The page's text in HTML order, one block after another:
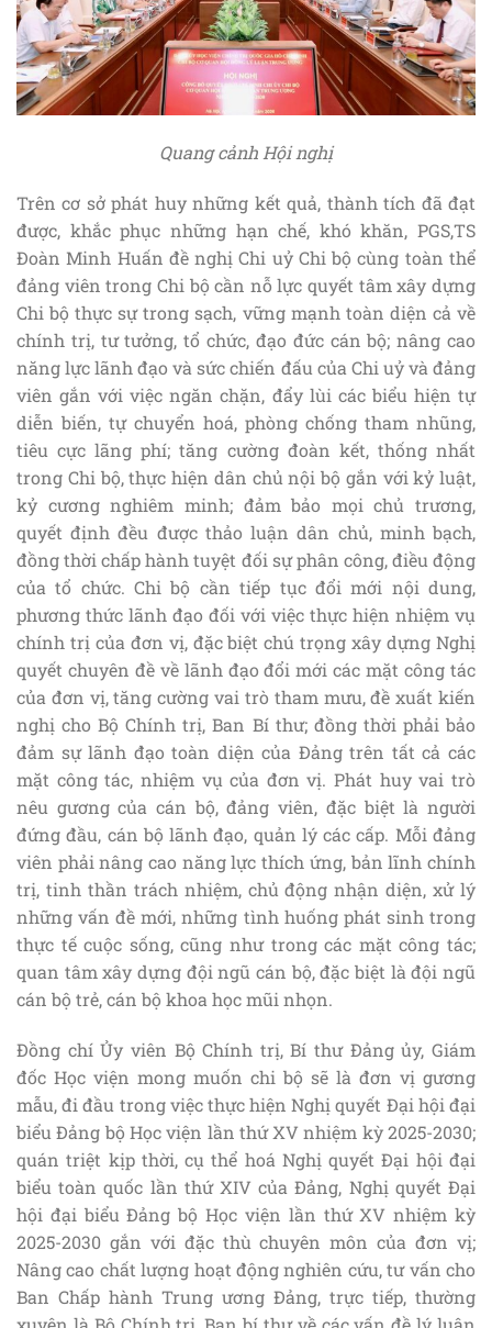
Quang cảnh Hội nghị
Trên cơ sở phát huy những kết quả, thành tích đã đạt
được, khắc phục những hạn chế, khó khăn, PGS,TS
Đoàn Minh Huấn đề nghị Chi uỷ Chi bộ cùng toàn thể
đảng viên trong Chi bộ cần nỗ lực quyết tâm xây dựng
Chi bộ thực sự trong sạch, vững mạnh toàn diện cả về
chính trị, tư tưởng, tổ chức, đạo đức cán bộ; nâng cao
năng lực lãnh đạo và sức chiến đấu của Chi uỷ và đảng
viên gắn với việc ngăn chặn, đẩy lùi các biểu hiện tự
diễn biến, tự chuyển hoá, phòng chống tham nhũng,
tiêu cực lãng phí; tăng cường đoàn kết, thống nhất
trong Chi bộ, thực hiện dân chủ nội bộ gắn với kỷ luật,
kỷ cương nghiêm minh; đảm bảo mọi chủ trương,
quyết định đều được thảo luận dân chủ, minh bạch,
đồng thời chấp hành tuyệt đối sự phân công, điều động
của tổ chức.Chi bộ cần tiếp tục đổi mới nội dung,
phương thức lãnh đạo đối với việc thực hiện nhiệm vụ
chính trị của đơn vị, đặc biệt chú trọng xây dựng Nghị
quyết chuyên đề về lãnh đạo đổi mới các mặt công tác
của đơn vị, tăng cường vai trò tham mưu, đề xuất kiến
nghị cho Bộ Chính trị, Ban Bí thư; đồng thời phải bảo
đảm sự lãnh đạo toàn diện của Đảng trên tất cả các
mặt công tác, nhiệm vụ của đơn vị. Phát huy vai trò
nêu gương của cán bộ, đảng viên, đặc biệt là người
đứng đầu, cán bộ lãnh đạo, quản lý các cấp. Mỗi đảng
viên phải nâng cao năng lực thích ứng, bản lĩnh chính
trị, tinh thần trách nhiệm, chủ động nhận diện, xử lý
những vấn đề mới, những tình huống phát sinh trong
thực tế cuộc sống, cũng như trong các mặt công tác;
quan tâm xây dựng đội ngũ cán bộ, đặc biệt là đội ngũ
cán bộ trẻ, cán bộ khoa học mũi nhọn.
Đồng chí Ủy viên Bộ Chính trị, Bí thư Đảng ủy, Giám
đốc Học viện mong muốn chi bộ sẽ là đơn vị gương
mẫu, đi đầu trong việc thực hiện Nghị quyết Đại hội đại
biểu Đảng bộ Học viện lần thứ XV nhiệm kỳ 2025-2030;
quán triệt kịp thời, cụ thể hoá Nghị quyết Đại hội đại
biểu toàn quốc lần thứ XIV của Đảng, Nghị quyết Đại
hội đại biểu Đảng bộ Học viện lần thứ XV nhiệm kỳ
2025-2030 gắn với đặc thù chuyên môn của đơn vị;
Nâng cao chất lượng hoạt động nghiên cứu, tư vấn cho
Ban Chấp hành Trung ương Đảng, trực tiếp, thường